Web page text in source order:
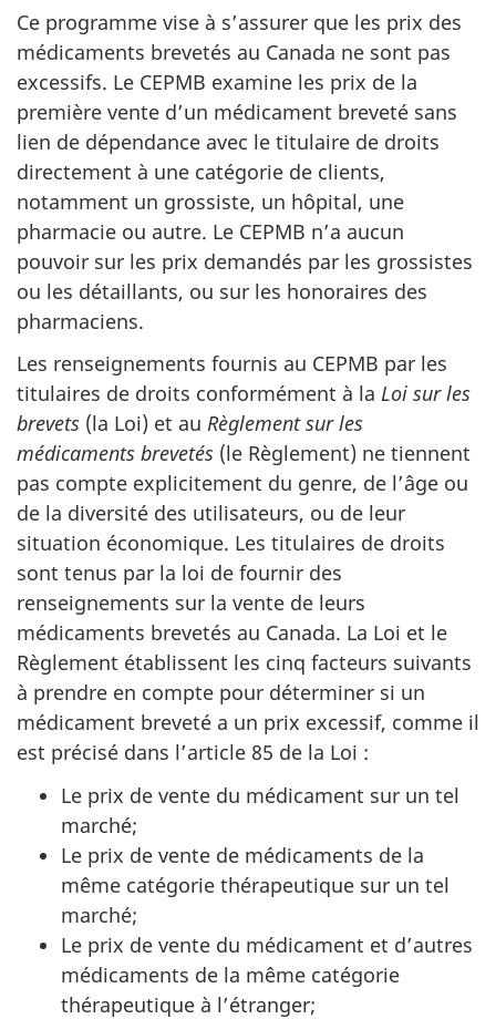
Ce programme vise à s’assurer que les prix des
médicaments brevetés au Canada ne sont pas
excessifs. Le CEPMB examine les prix de la
première vente d’un médicament breveté sans
lien de dépendance avec le titulaire de droits
directement à une catégorie de clients,
notamment un grossiste, un hôpital, une
pharmacie ou autre. Le CEPMB n’a aucun
pouvoir sur les prix demandés par les grossistes
ou les détaillants, ou sur les honoraires des
pharmaciens.
Les renseignements fournis au CEPMB par les
titulaires de droits conformément à la Loi sur les
brevets (la Loi) et au Règlement sur les
médicaments brevetés (le Règlement) ne tiennent
pas compte explicitement du genre, de l’âge ou
de la diversité des utilisateurs, ou de leur
situation économique. Les titulaires de droits
sont tenus par la loi de fournir des
renseignements sur la vente de leurs
médicaments brevetés au Canada. La Loi et le
Règlement établissent les cinq facteurs suivants
à prendre en compte pour déterminer si un
médicament breveté a un prix excessif, comme il
est précisé dans l’article 85 de la Loi :
Le prix de vente du médicament sur un tel
marché;
Le prix de vente de médicaments de la
même catégorie thérapeutique sur un tel
marché;
Le prix de vente du médicament et d’autres
médicaments de la même catégorie
thérapeutique à l’étranger;